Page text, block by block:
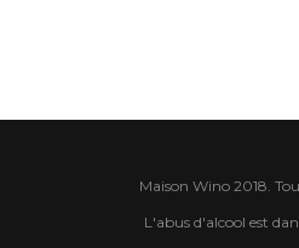
Maison Wino 2018.
L'abus d'alcool est